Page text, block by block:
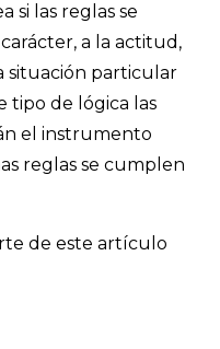
de cliente
si las reglas se
a la actitud,
situación particular
tipo de lógica las
el instrumento
reglas se cumplen
de este artículo